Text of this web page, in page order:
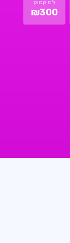
לטיקטוק
₪300